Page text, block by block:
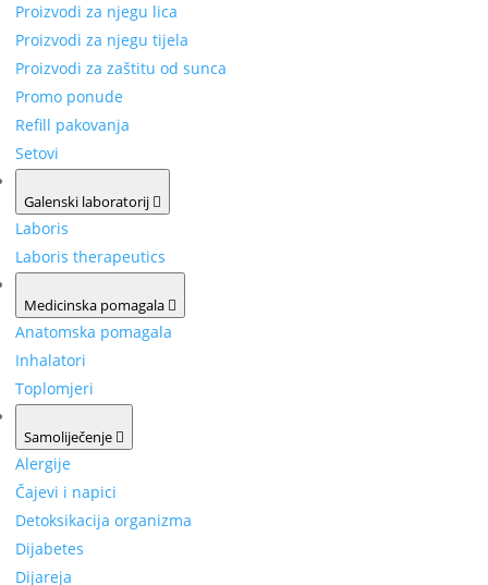
Proizvodi za njegu lica
Proizvodi za njegu tijela
Proizvodi za zaštitu od sunca
Promo ponude
Refill pakovanja
Setovi
Galenski laboratorij
Laboris
Laboris therapeutics
Medicinska pomagala
Anatomska pomagala
Inhalatori
Toplomjeri
Samoliječenje
Alergije
Čajevi i napici
Detoksikacija organizma
Dijabetes
Dijareja